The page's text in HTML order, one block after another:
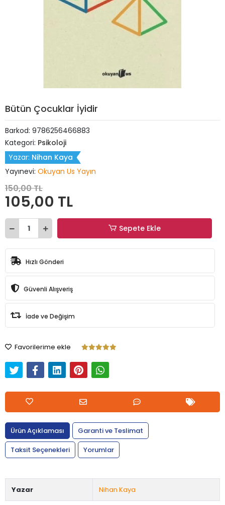
Bütün Çocuklar İyidir
Barkod: 9786256466883
Kategori: Psikoloji
Yazar: Nihan Kaya
Yayınevi: Okuyan Us Yayın
150,00 TL
105,00 TL
Sepete Ekle
Hızlı Gönderi
Güvenli Alışveriş
İade ve Değişim
Favorilerime ekle
Ürün Açıklaması
Garanti ve Teslimat
Taksit Seçenekleri
Yorumlar
Yazar Nihan Kaya